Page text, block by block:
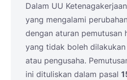
Dalam UU
yang mengalami
dengan aturan pemutusan
yang tidak boleh dilakukan
atau pengusaha.
ini dituliskan dalam pasal